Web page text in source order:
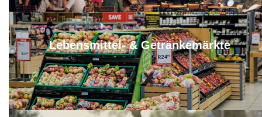
Lebensmittel- & Getränkemärkte
2 x